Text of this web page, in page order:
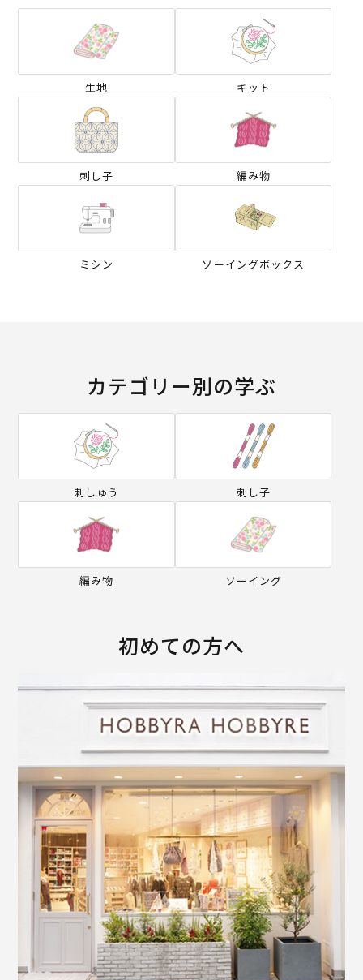
生地 キット
刺し子 編み物
ミシン ソーイングボックス
カテゴリー別の学ぶ
刺しゅう 刺し子
編み物 ソーイング
初めての方へ